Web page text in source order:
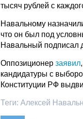
тысяч рублей с
Навальному
что он был под
Навальный подписал
Оппозиционерзаявил
кандидатуры с
Конституции РФ
Теги:Алексей